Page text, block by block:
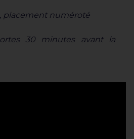
placement numéroté
30 minutes avant la